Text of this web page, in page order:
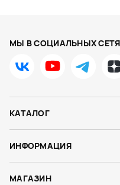
МЫ В СОЦИАЛЬНЫХ
КАТАЛОГ
ИНФОРМАЦИЯ
МАГАЗИН